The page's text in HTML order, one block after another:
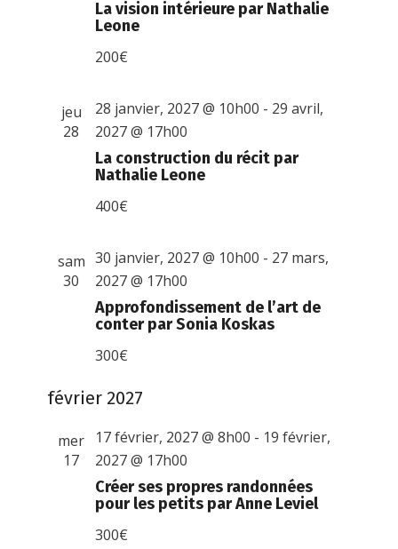
La vision intérieure par Nathalie
Leone
200€
jeu
28
La construction du récit par
Nathalie Leone
28 janvier, 2027 @ 10h00 - 29 avril,
2027 @ 17h00
400€
sam
30
Approfondissement de l’art de
conter par Sonia Koskas
30 janvier, 2027 @ 10h00 - 27 mars,
2027 @ 17h00
300€
février 2027
mer
17
Créer ses propres randonnées
pour les petits par Anne Leviel
17 février, 2027 @ 8h00 - 19 février,
2027 @ 17h00
300€